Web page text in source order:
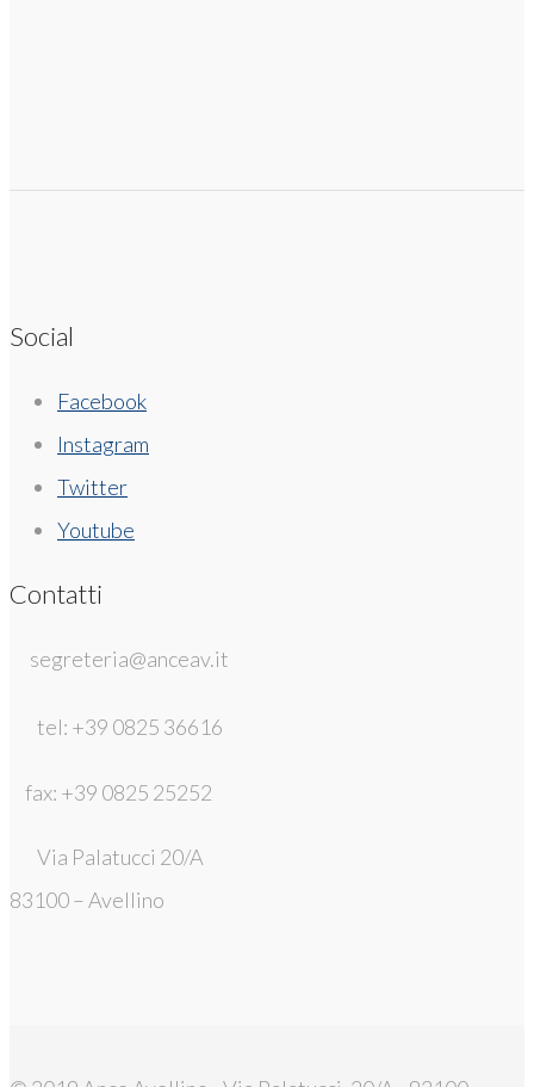
Social
Facebook
Instagram
Twitter
Youtube
Contatti
segreteria@anceav.it
tel: +39 0825 36616
fax: +39 0825 25252
Via Palatucci 20/A
83100 – Avellino